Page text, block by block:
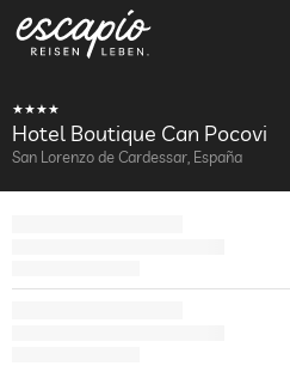
Hotel Boutique Can Pocovi
San Lorenzo de Cardessar, España